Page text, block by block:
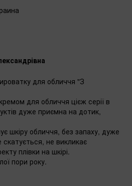
для обличчя "З
для обличчя цієж серії в
дуже приємна на дотик,
шкіру обличчя, без запаху, дуже
не викликає
плівки на шкірі.
пори року.